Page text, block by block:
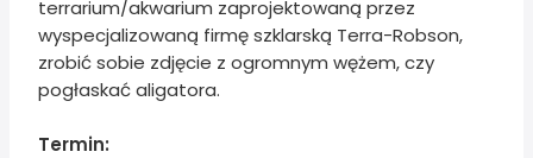
terrarium/akwarium zaprojektowaną przez
wyspecjalizowaną firmę szklarską Terra-Robson,
zrobić sobie zdjęcie z ogromnym wężem, czy
pogłaskać aligatora.
Termin: